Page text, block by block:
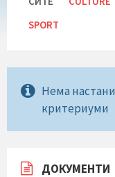
SPORT
Нема
критериуми
ДОКУМЕНТИ